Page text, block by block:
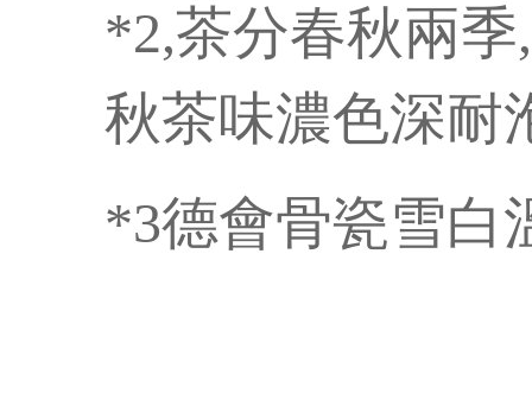
*2,茶分春秋兩
秋茶味濃色深耐
*3德會骨瓷雪白